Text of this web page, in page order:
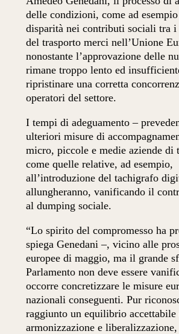
delle condizioni, come ad
disparità nei contributi sociali tra i
del trasporto merci nell’Unione
nonostante l’approvazione delle
rimane troppo lento ed
ripristinare una corretta
operatori del settore.
I tempi di adeguamento –
ulteriori misure di
micro, piccole e medie aziende di
come quelle relative, ad esempio,
all’introduzione del tachigrafo
allungheranno, vanificando il
al dumping sociale.
“Lo spirito del compromesso ha
spiega Genedani –, vicino alle
europee di maggio, ma il grande
Parlamento non deve essere
occorre concretizzare le misure
nazionali conseguenti. Pur
raggiunto un equilibrio accettabile
armonizzazione e